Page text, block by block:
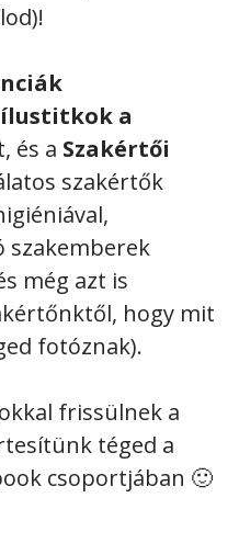
a
és a Szakértői
szakértők
szakemberek
még azt is
hogy mit
fotóznak).
frissülnek a
téged a
csoportjában 🙂